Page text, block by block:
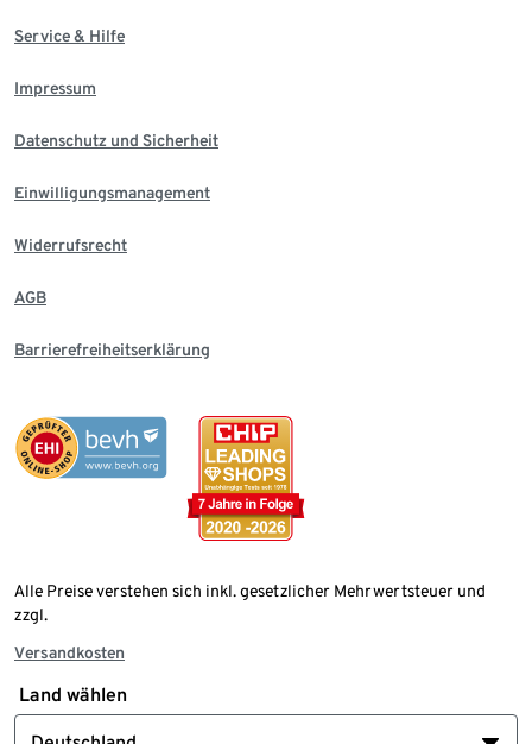
Service & Hilfe
Impressum
Datenschutz und Sicherheit
Einwilligungsmanagement
Widerrufsrecht
AGB
Barrierefreiheitserklärung
Alle Preise verstehen sich inkl. gesetzlicher Mehrwertsteuer und
zzgl.
Versandkosten
Land wählen